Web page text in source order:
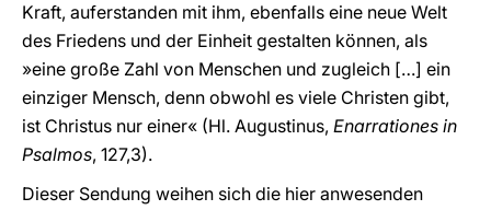
Kraft, auferstanden mit ihm, ebenfalls eine neue Welt
des Friedens und der Einheit gestalten können, als
»eine große Zahl von Menschen und zugleich […] ein
einziger Mensch, denn obwohl es viele Christen gibt,
ist Christus nur einer« (Hl. Augustinus, Enarrationes in
Psalmos, 127,3).
Dieser Sendung weihen sich die hier anwesenden